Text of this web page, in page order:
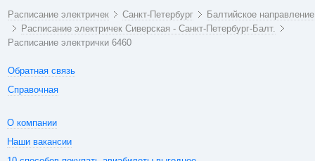
Расписание электричек Санкт-Петербург
Балтийское направление
Расписание электричек Сиверская - Санкт-Петербург-Балт.
Расписание электрички 6460
Обратная связь
Справочная
О компании
Наши вакансии